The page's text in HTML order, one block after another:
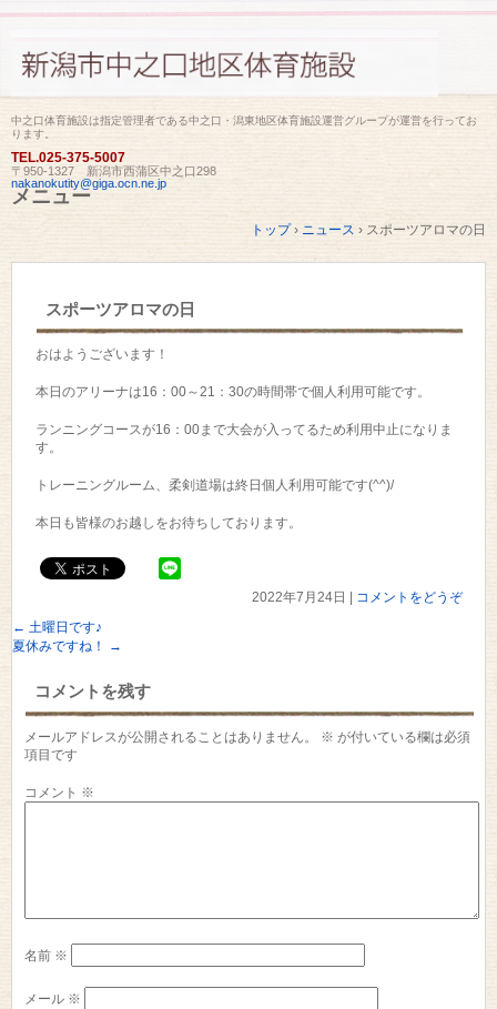
中之口体育施設は指定管理者である中之口・潟東地区体育施設運営グループが運営を行ってお
ります。
TEL.025-375-5007
〒950-1327 新潟市西蒲区中之口298
nakanokutity@giga.ocn.ne.jp
メニュー
トップ › ニュース › スポーツアロマの日
スポーツアロマの日
おはようございます！
本日のアリーナは16：00～21：30の時間帯で個人利用可能です。
ランニングコースが16：00まで大会が入ってるため利用中止になりま
す。
トレーニングルーム、柔剣道場は終日個人利用可能です(^^)/
本日も皆様のお越しをお待ちしております。
2022年7月24日
コメントをどうぞ
← 土曜日です♪
夏休みですね！
→
コメントを残す
メールアドレスが公開されることはありません。 ※ が付いている欄は必須
項目です
コメント ※
名前 ※
メール ※